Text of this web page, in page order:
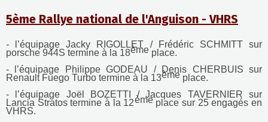
5ème Rallye national de l'Anguison - VHRS
- l’équipage Jacky RIGOLLET / Frédéric SCHMITT sur
porsche 944S termine à la 18ème place.
- l’équipage Philippe GODEAU / Denis CHERBUIS sur
Renault Fuego Turbo termine à la 13ème place.
- l’équipage Joël BOZETTI / Jacques TAVERNIER sur
Lancia Stratos termine à la 12èmeplace sur 25 engagés en
VHRS.